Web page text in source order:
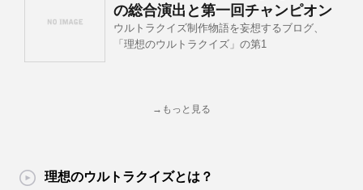
の総合演出と第一回チャンピオン
ウルトラクイズ制作物語を妄想するブログ、
「理想のウルトラクイズ」の第1
→もっと見る
理想のウルトラクイズとは？